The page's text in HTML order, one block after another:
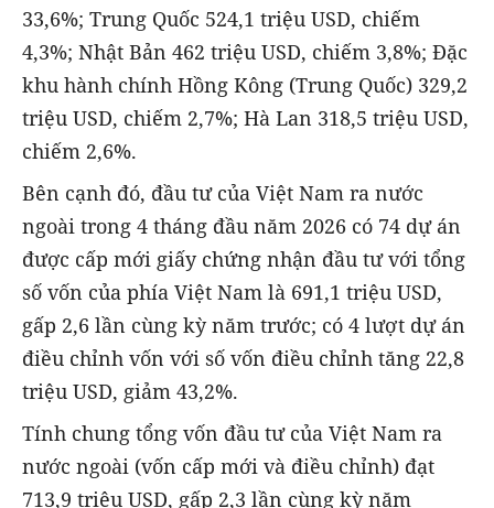
33,6%; Trung Quốc 524,1 triệu USD, chiếm
4,3%; Nhật Bản 462 triệu USD, chiếm 3,8%; Đặc
khu hành chính Hồng Kông (Trung Quốc) 329,2
triệu USD, chiếm 2,7%; Hà Lan 318,5 triệu USD,
chiếm 2,6%.
Bên cạnh đó, đầu tư của Việt Nam ra nước
ngoài trong 4 tháng đầu năm 2026 có 74 dự án
được cấp mới giấy chứng nhận đầu tư với tổng
số vốn của phía Việt Nam là 691,1 triệu USD,
gấp 2,6 lần cùng kỳ năm trước; có 4 lượt dự án
điều chỉnh vốn với số vốn điều chỉnh tăng 22,8
triệu USD, giảm 43,2%.
Tính chung tổng vốn đầu tư của Việt Nam ra
nước ngoài (vốn cấp mới và điều chỉnh) đạt
713,9 triệu USD, gấp 2,3 lần cùng kỳ năm